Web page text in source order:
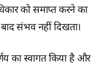
को समाप्त करने का
संभव नहीं दिखता।
का स्वागत किया है और